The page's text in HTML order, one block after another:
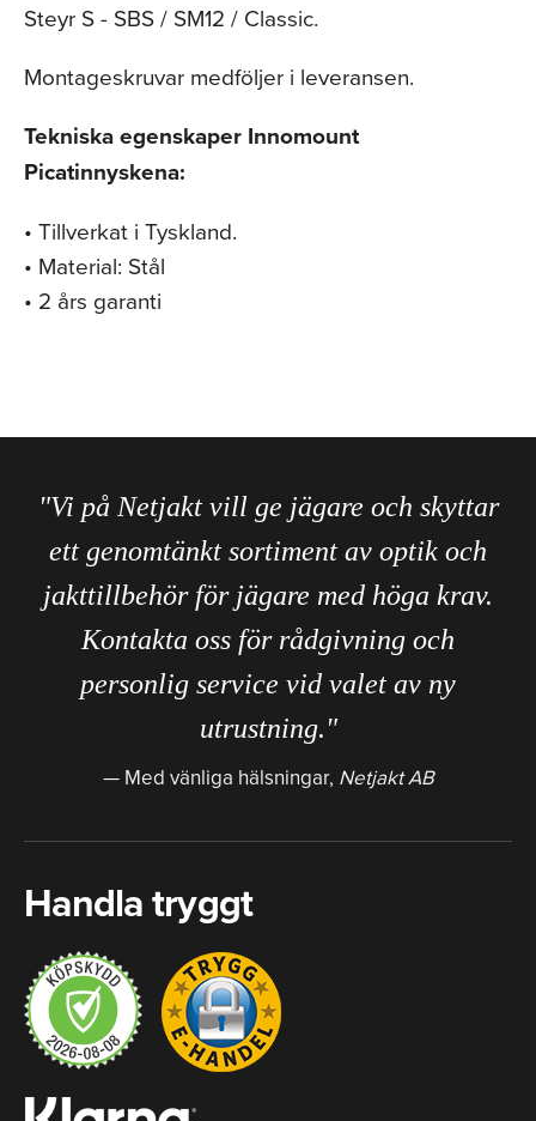
Steyr S - SBS / SM12 / Classic.
Montageskruvar medföljer i leveransen.
Tekniska egenskaper Innomount
Picatinnyskena:
• Tillverkat i Tyskland.
• Material: Stål
• 2 års garanti
"Vi på Netjakt vill ge jägare och skyttar
ett genomtänkt sortiment av optik och
jakttillbehör för jägare med höga krav.
Kontakta oss för rådgivning och
personlig service vid valet av ny
utrustning."
Med vänliga hälsningar, Netjakt AB
Handla tryggt